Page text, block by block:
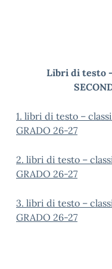
Libri di testo
1. libri di testo –
GRADO 26-27
2. libri di testo –
GRADO 26-27
3. libri di testo –
GRADO 26-27